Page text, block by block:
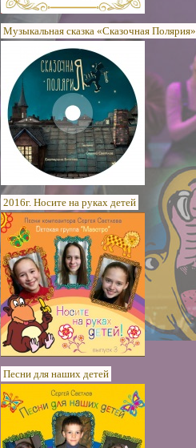
Музыкальная сказка «Сказочная Полярия»
2016г. Носите на руках детей
Песни для наших детей